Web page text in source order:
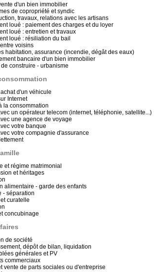
d'un bien immobilier
de copropriété et syndic
travaux, relations avec les artisans
loué : paiement des charges et du loyer
loué : entretien et travaux
loué : résiliation du bail
voisins
habitation, assurance (incendie, dégât des eaux)
bancaire d'un bien immobilier
de construire - urbanisme
d'un véhicule
Internet
la consommation
un opérateur telecom (internet, téléphonie, satellite...)
une agence de voyage
votre banque
votre compagnie d'assurance
et régime matrimonial
et héritages
alimentaire - garde des enfants
- séparation
curatelle
concubinage
de société
dépôt de bilan, liquidation
générales et PV
commerciaux
vente de parts sociales ou d'entreprise